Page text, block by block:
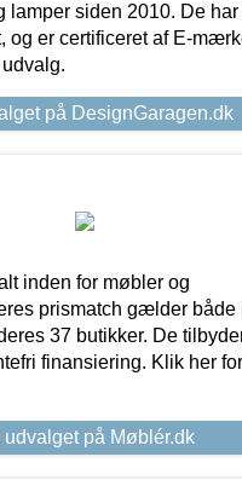
lamper siden 2010. De har
og er certificeret af E-
på DesignGaragen.dk
inden for møbler og
prismatch gælder både
37 butikker. De
finansiering. Klik her
udvalget på Møblér.dk